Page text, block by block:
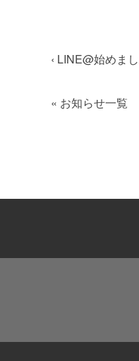
‹ LINE@始めま
« お知らせ一覧